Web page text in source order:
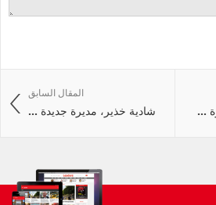
المقال السابق
شادية خذير، مديرة جديدة ... ...